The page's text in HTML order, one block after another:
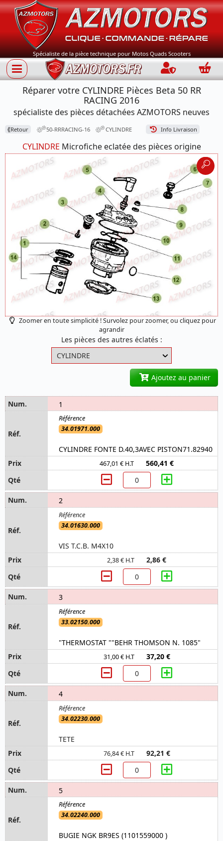
Spécialiste de la pièce technique pour Motos Quads Scooters
Connection
Réparer votre CYLINDRE Pièces Beta 50 RR
RACING 2016
spécialiste des pièces détachées AZMOTORS neuves
⟪Retour 50-RRRACING-16 CYLINDRE Info Livraison
CYLINDRE Microfiche eclatée des pièces origine
Zoomer en toute simplicité ! Survolez pour zoomer, ou cliquez pour
agrandir
Les pièces des autres éclatés :
Ajoutez au panier
1
34.01971.000
CYLINDRE FONTE D.40,3AVEC PISTON71.82940
467,01 € H.T 560,41 €
2
34.01630.000
VIS T.C.B. M4X10
2,38 € H.T 2,86 €
3
33.02150.000
"THERMOSTAT ""BEHR THOMSON N. 1085"
31,00 € H.T 37,20 €
4
34.02230.000
TETE
76,84 € H.T 92,21 €
5
34.02240.000
BUGIE NGK BR9ES (1101559000 )